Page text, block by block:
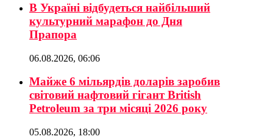
В Україні відбудеться найбільший
культурний марафон до Дня
Прапора
06.08.2026, 06:06
Майже 6 мільярдів доларів заробив
світовий нафтовий гігант British
Petroleum за три місяці 2026 року
05.08.2026, 18:00